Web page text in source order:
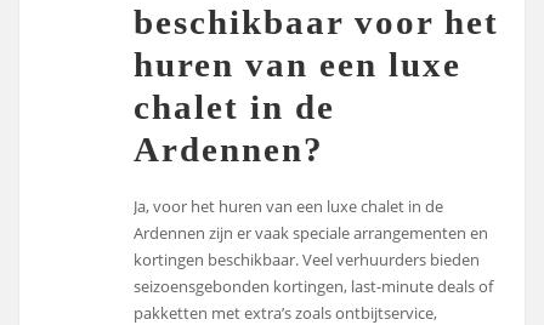
beschikbaar voor het
huren van een luxe
chalet in de
Ardennen?
Ja, voor het huren van een luxe chalet in de
Ardennen zijn er vaak speciale arrangementen en
kortingen beschikbaar. Veel verhuurders bieden
seizoensgebonden kortingen, last-minute deals of
pakketten met extra’s zoals ontbijtservice,